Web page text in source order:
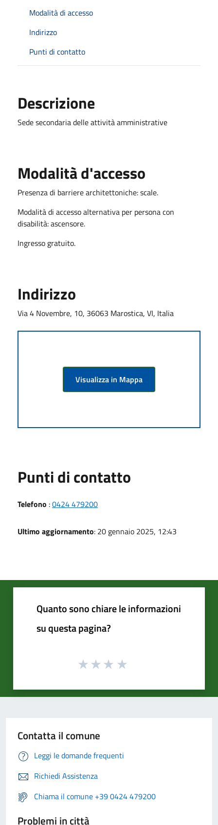
Modalità di accesso
Indirizzo
Punti di contatto
Descrizione
Sede secondaria delle attività amministrative
Modalità d'accesso
Presenza di barriere architettoniche: scale.
Modalità di accesso alternativa per persona con
disabilità: ascensore.
Ingresso gratuito.
Indirizzo
Via 4 Novembre, 10, 36063 Marostica, VI, Italia
Visualizza in Mappa
Punti di contatto
Telefono :0424 479200
Ultimo aggiornamento: 20 gennaio 2025, 12:43
Quanto sono chiare le informazioni
su questa pagina?
Contatta il comune
Leggi le domande frequenti
Richiedi Assistenza
Chiama il comune +39 0424 479200
Problemi in città